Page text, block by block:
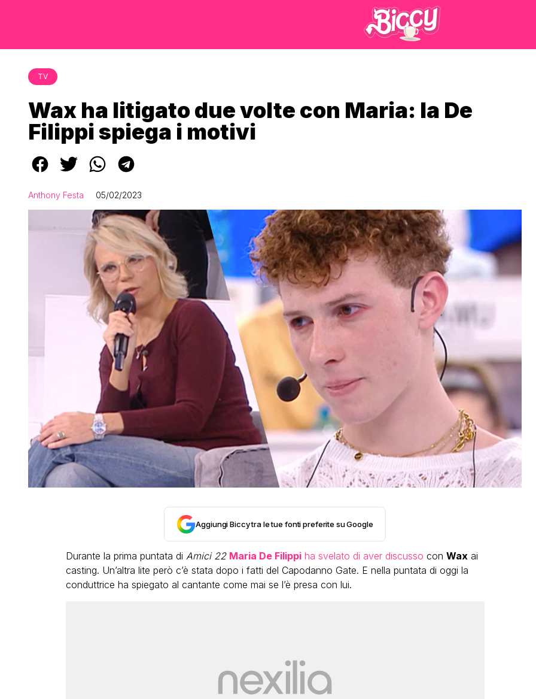
TV
Wax ha litigato due volte con Maria: la De
Filippi spiega i motivi
Anthony Festa 05/02/2023
Aggiungi Biccy tra le tue fonti preferite su Google
Durante la prima puntata di Amici 22 Maria De Filippiha svelato di aver discusso con Waxai
casting. Un’altra lite però c’è stata dopo i fatti del Capodanno Gate. E nella puntata di oggi la
conduttrice ha spiegato al cantante come mai se l’è presa con lui.
compleanno con tutte le grandi
dive compie 15 anni: il video